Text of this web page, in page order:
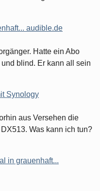
audible.de
Hatte ein Abo
blind. Er kann all sein
Synology
aus Versehen die
Was kann ich tun?
in grauenhaft...